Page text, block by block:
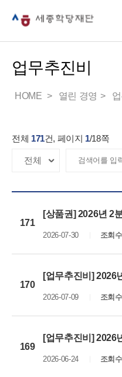
업무추진비
HOME 열린 경영
전체 171건, 페이지 1/18쪽
171
[상품권] 2026년 2
2026-07-30 조회수
170
[업무추진비] 2026
2026-07-09 조회수
169
[업무추진비] 2026
2026-06-24 조회수